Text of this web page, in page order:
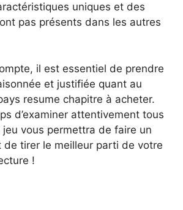
uniques et des
pas présents dans les autres
il est essentiel de prendre
et justifiée quant au
resume chapitre à acheter.
d’examiner attentivement tous
vous permettra de faire un
de tirer le meilleur parti de votre
!